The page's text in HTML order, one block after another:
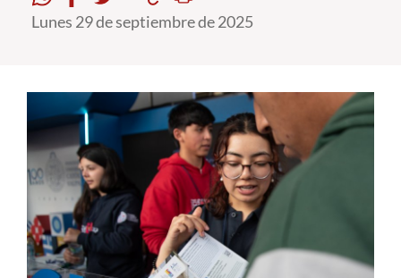
Pregrado
Postgrado
Formación Continua
Estudiantes
Académicos
Lunes 29 de septiembre de 2025